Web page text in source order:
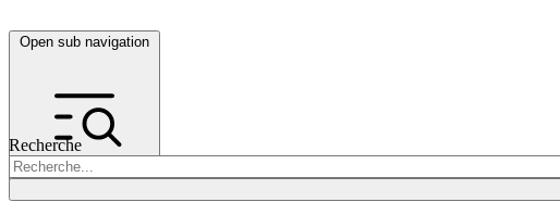
Open sub navigation
Recherche